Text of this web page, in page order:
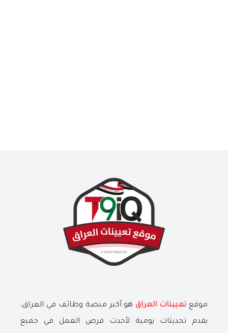
موقع تعيينات العراق هو أكبر منصة وظائف في العراق،
يقدم تحديثات يومية لأحدث فرص العمل في جميع